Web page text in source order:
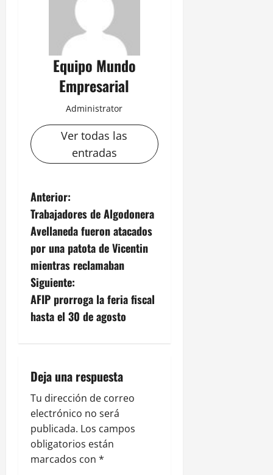
Equipo Mundo
Empresarial
Administrator
Ver todas las
entradas
N
a
v
e
g
a
i
ó
n
d
Anterior:
Trabajadores de Algodonera
Avellaneda fueron atacados
por una patota de Vicentin
mientras reclamaban
Siguiente:
AFIP prorroga la feria fiscal
hasta el 30 de agosto
Deja una respuesta
Tu dirección de correo
electrónico no será
publicada. Los campos
obligatorios están
marcados con *